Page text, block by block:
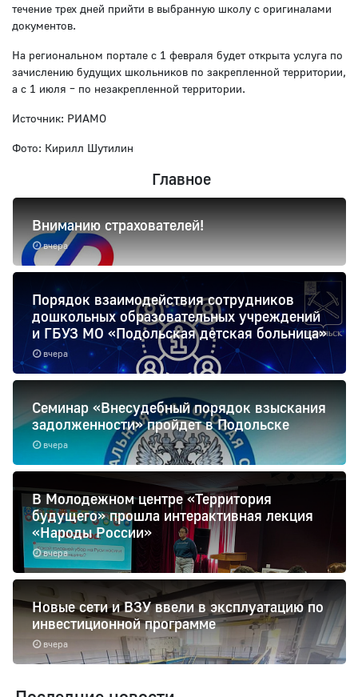
течение трех дней прийти в выбранную школу с оригиналами
документов.
На региональном портале с 1 февраля будет открыта услуга по
зачислению будущих школьников по закрепленной территории,
а с 1 июля – по незакрепленной территории.
Источник: РИАМО
Фото: Кирилл Шутилин
Главное
вчера
Вниманию страхователей!
вчера
Порядок взаимодействия сотрудников
дошкольных образовательных учреждений
и ГБУЗ МО «Подольская детская больница»
вчера
Семинар «Внесудебный порядок взыскания
задолженности» пройдет в Подольске
вчера
В Молодежном центре «Территория
будущего» прошла интерактивная лекция
«Народы России»
вчера
Новые сети и ВЗУ ввели в эксплуатацию по
инвестиционной программе